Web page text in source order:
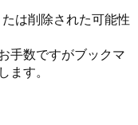
は削除された可能性
手数ですがブックマ
ます。